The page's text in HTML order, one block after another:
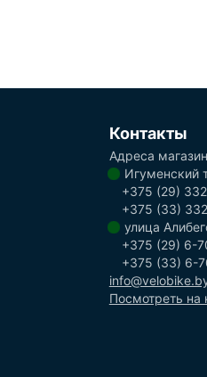
Контакты
Адреса
Игуменский
+375 (29)
+375 (33)
улица
+375 (29) 6-
+375 (33) 6-
Посмотреть на